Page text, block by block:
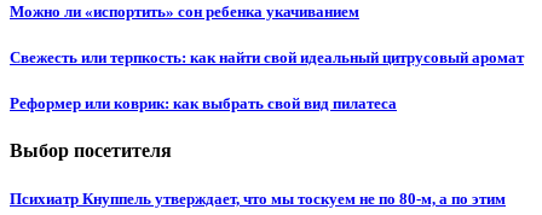
Можно ли «испортить» сон ребенка укачиванием
Свежесть или терпкость: как найти свой идеальный цитрусовый аромат
Реформер или коврик: как выбрать свой вид пилатеса
Выбор посетителя
Психиатр Кнуппель утверждает, что мы тоскуем не по 80-м, а по этим